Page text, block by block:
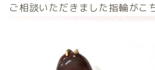
ご相談いただきました指輪がこ